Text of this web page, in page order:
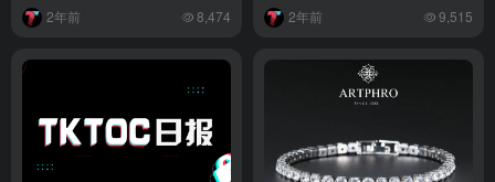
2年前 8,474 2年前 9,515